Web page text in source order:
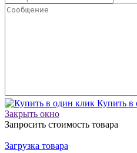
Купить в
Закрыть окно
Запросить стоимость товара
Загрузка товара